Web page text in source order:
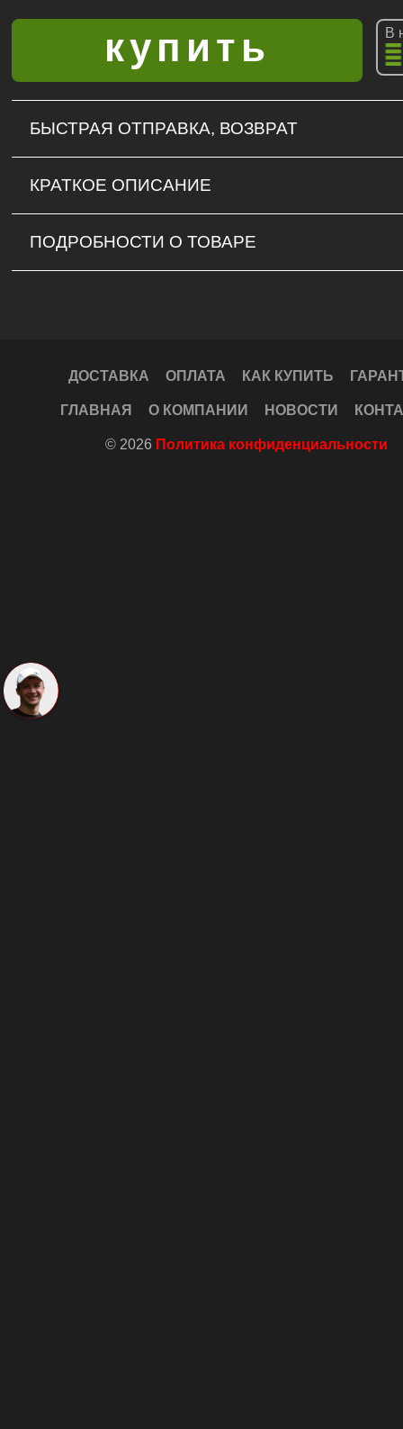
В
БЫСТРАЯ ОТПРАВКА, ВОЗВРАТ
КРАТКОЕ ОПИСАНИЕ
ПОДРОБНОСТИ О ТОВАРЕ
ДОСТАВКА ОПЛАТА КАК КУПИТЬ
ГЛАВНАЯ О КОМПАНИИ НОВОСТИ
© 2026 Политика конфиденциальности